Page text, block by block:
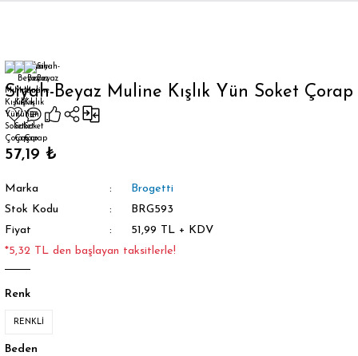
Siyah-Beyaz Muline Kışlık Yün Soket Çorap
57,19 ₺
Marka
Brogetti
Stok Kodu
BRG593
Fiyat
51,99 TL + KDV
*5,32 TL den başlayan taksitlerle!
Renk
RENKLİ
Beden